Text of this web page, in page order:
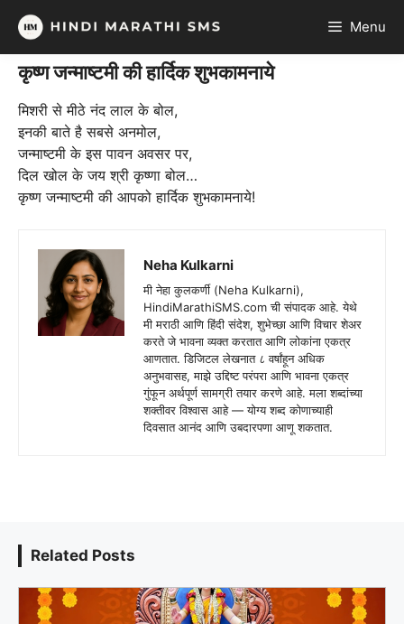
Skip
content
Menu
कृष्ण जन्माष्टमी की हार्दिक शुभकामनाये
मिशरी से मीठे नंद लाल के बोल,
इनकी बाते है सबसे अनमोल,
जन्माष्टमी के इस पावन अवसर पर,
दिल खोल के जय श्री कृष्णा बोल…
कृष्ण जन्माष्टमी की आपको हार्दिक शुभकामनाये!
Neha Kulkarni
मी नेहा कुलकर्णी (Neha Kulkarni),
HindiMarathiSMS.com ची संपादक आहे. येथे
मी मराठी आणि हिंदी संदेश, शुभेच्छा आणि विचार शेअर
करते जे भावना व्यक्त करतात आणि लोकांना एकत्र
आणतात. डिजिटल लेखनात ८ वर्षांहून अधिक
अनुभवासह, माझे उद्दिष्ट परंपरा आणि भावना एकत्र
गुंफून अर्थपूर्ण सामग्री तयार करणे आहे. मला शब्दांच्या
शक्तीवर विश्वास आहे — योग्य शब्द कोणाच्याही
दिवसात आनंद आणि उबदारपणा आणू शकतात.
Related Posts